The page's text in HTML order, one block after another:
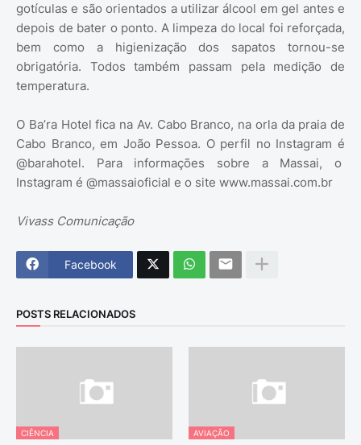
gotículas e são orientados a utilizar álcool em gel antes e
depois de bater o ponto. A limpeza do local foi reforçada,
bem como a higienização dos sapatos tornou-se
obrigatória. Todos também passam pela medição de
temperatura.
O Ba’ra Hotel fica na Av. Cabo Branco, na orla da praia de
Cabo Branco, em João Pessoa. O perfil no Instagram é
@barahotel. Para informações sobre a Massai, o
Instagram é @massaioficial e o site www.massai.com.br
Vivass Comunicação
Facebook
POSTS RELACIONADOS
CIÊNCIA AVIAÇÃO